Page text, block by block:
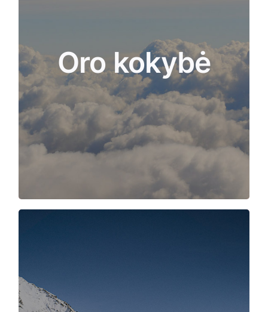
Oro kokybė
dujų jutikliais, kurie yra naujas sprendimas,
padedantis padidinti oro kokybės stebėjimo tinklų
erdvinę aprėptį. Realiuoju laiku gauti duomenys
bus kartografuojami ir leis geriau įvertinti poveikį
gyventojams, o tai gali būti pagrindas
prevencinėms priemonėms ir rekomendacijoms
politikos formuotojams.
mobiliąją programėlę, kuri leidžia gyventojams
pranešti apie klimato poveikį, pridėti tekstą ir